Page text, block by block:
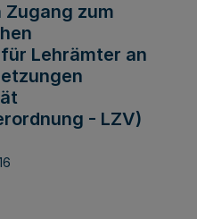
Zugang zum
Lehrämter an
- LZV)